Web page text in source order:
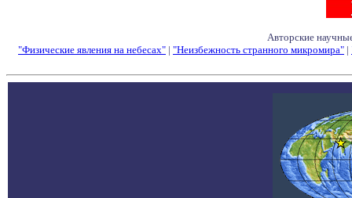
Авторские
"Физические явления на небесах" | "Неизбежность странного микромира" |